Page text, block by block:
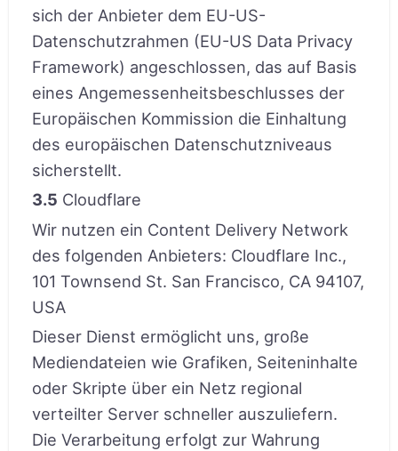
sich der Anbieter dem EU-US-
Datenschutzrahmen (EU-US Data Privacy
Framework) angeschlossen, das auf Basis
eines Angemessenheitsbeschlusses der
Europäischen Kommission die Einhaltung
des europäischen Datenschutzniveaus
sicherstellt.
3.5 Cloudflare
Wir nutzen ein Content Delivery Network
des folgenden Anbieters: Cloudflare Inc.,
101 Townsend St. San Francisco, CA 94107,
USA
Dieser Dienst ermöglicht uns, große
Mediendateien wie Grafiken, Seiteninhalte
oder Skripte über ein Netz regional
verteilter Server schneller auszuliefern.
Die Verarbeitung erfolgt zur Wahrung